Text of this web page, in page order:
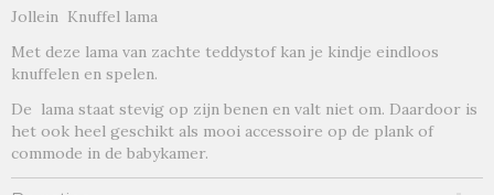
Productcode leverancier
Jollein Knuffel lama
Met deze lama van zachte teddystof kan je kindje eindloos
knuffelen en spelen.
De lama staat stevig op zijn benen en valt niet om. Daardoor is
het ook heel geschikt als mooi accessoire op de plank of
commode in de babykamer.